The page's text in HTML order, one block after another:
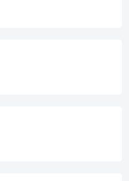
球官方储备第一大资产。 煤
钢铝铜本地成分含量比例门槛
止供应链瓶颈；激励外国公司采
是重建工业基础的成功战略。
关税问题提出了关切。 能源化